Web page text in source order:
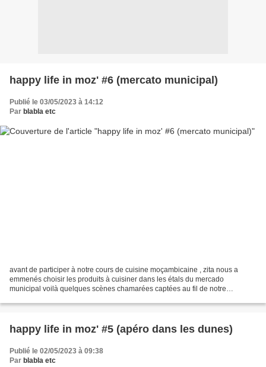
happy life in moz' #6 (mercato municipal)
Publié le 03/05/2023 à 14:12
Par blabla etc
avant de participer à notre cours de cuisine moçambicaine , zita nous a
emmenés choisir les produits à cuisiner dans les étals du mercado
municipal voilà quelques scènes chamarées captées au fil de notre
happy life in moz' #5 (apéro dans les dunes)
Publié le 02/05/2023 à 09:38
Par blabla etc